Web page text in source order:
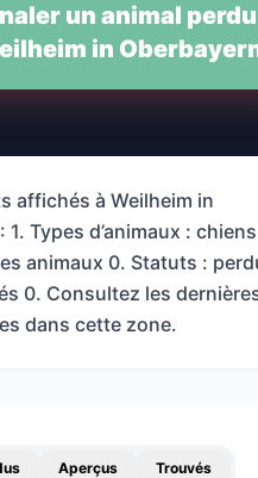
un animal perdu
in
affichés à Weilheim in
1. Types d’animaux :
animaux 0. Statuts :
0. Consultez les
dans cette zone.
Aperçus Trouvés